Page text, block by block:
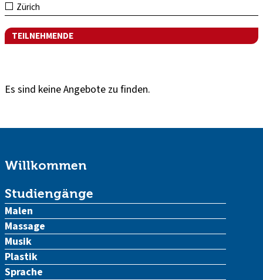
Zürich
TEILNEHMENDE
Es sind keine Angebote zu finden.
Willkommen
Studiengänge
Malen
Massage
Musik
Plastik
Sprache